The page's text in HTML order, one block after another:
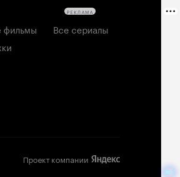
фильмы
Все сериалы
Проект компании
РЕКЛАМА